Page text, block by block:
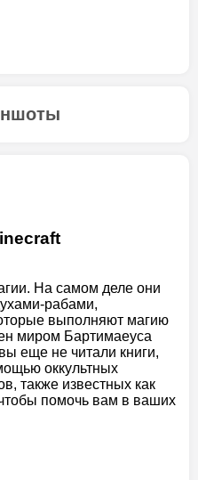
На самом деле они
рабами,
выполняют магию
миром Бартимаеуса
еще не читали книги,
оккультных
также известных как
помочь вам в ваших